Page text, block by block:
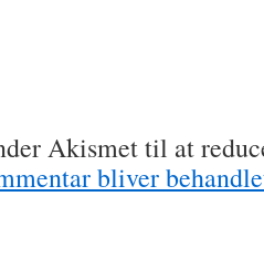
Akismet til at
bliver